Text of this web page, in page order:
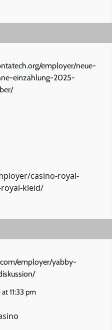
employer/neue-
einzahlung-2025-
casino-royal-
kleid/
employer/yabby-
11:33 pm